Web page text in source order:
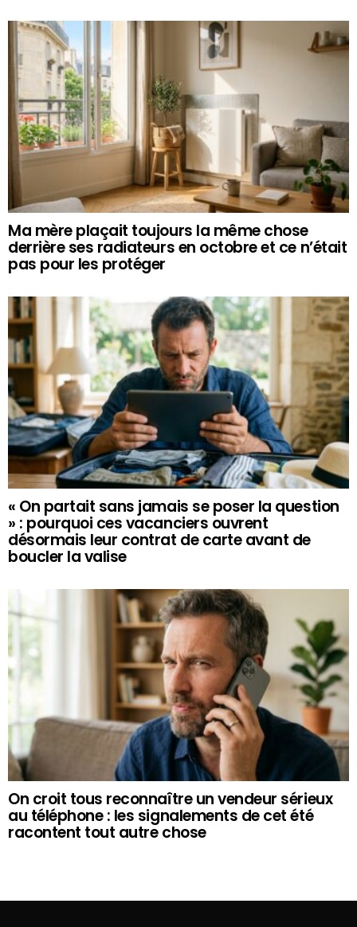
Ma mère plaçait toujours la même chose
derrière ses radiateurs en octobre et ce n’était
pas pour les protéger
« On partait sans jamais se poser la question
» : pourquoi ces vacanciers ouvrent
désormais leur contrat de carte avant de
boucler la valise
On croit tous reconnaître un vendeur sérieux
au téléphone : les signalements de cet été
racontent tout autre chose